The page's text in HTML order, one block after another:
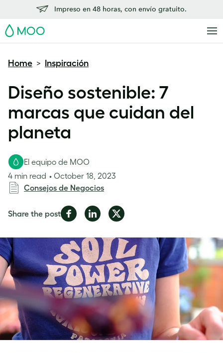
Impreso en 48 horas, con envío gratuito.
MOO
Home > Inspiración
Diseño sostenible: 7
marcas que cuidan del
planeta
El equipo de MOO
4 min read
October 18, 2023
Consejos de Negocios
Share the postShare
Facebook
Share
LinkedIn
Share
Twitter